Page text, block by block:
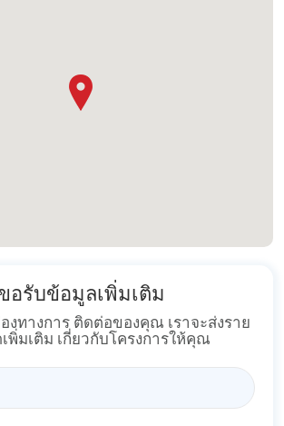
อรับข้อมูลเพิ่มเติม
งทางการ ติดต่อของคุณ เราจะส่งราย
เพิ่มเติม เกี่ยวกับโครงการให้คุณ